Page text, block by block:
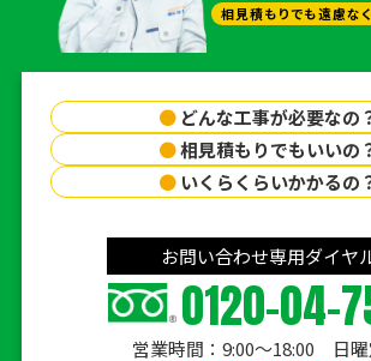
相見積もりでも遠慮なく
● どんな工事が必要なの
●相見積もりでもいいの
● いくらくらいかかるの
お問い合わせ専用ダイヤ
0120-04-
営業時間：9:00〜18:00 日